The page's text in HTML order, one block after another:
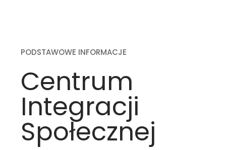
PODSTAWOWE INFORMACJE
Centrum
Integracji
Społecznej